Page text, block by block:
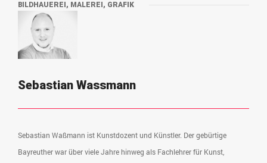
BILDHAUEREI, MALEREI, GRAFIK
Sebastian Wassmann
Sebastian Waßmann ist Kunstdozent und Künstler. Der gebürtige
Bayreuther war über viele Jahre hinweg als Fachlehrer für Kunst,